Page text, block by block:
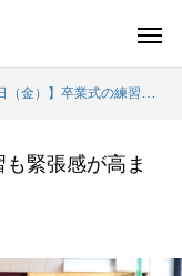
卒業式の練習も緊張感が高まってきました。
も緊張感が高ま